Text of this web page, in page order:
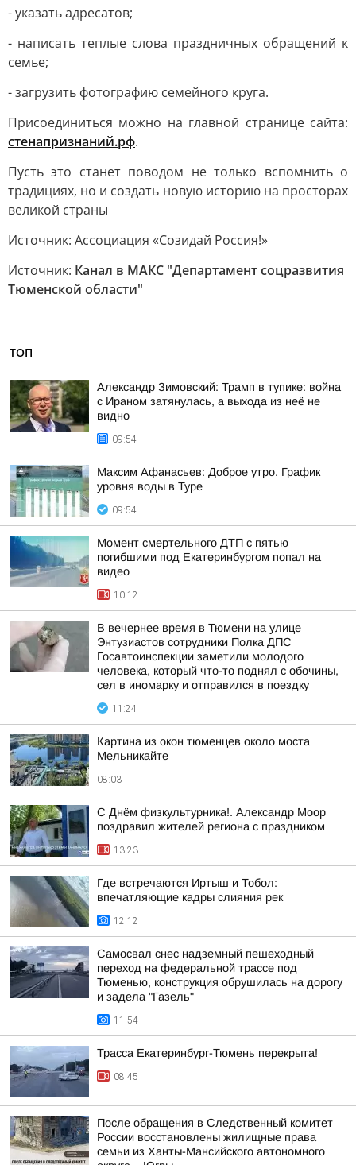
- указать адресатов;
- написать теплые слова праздничных обращений к
семье;
- загрузить фотографию семейного круга.
Присоединиться можно на главной странице сайта:
стенапризнаний.рф.
Пусть это станет поводом не только вспомнить о
традициях, но и создать новую историю на просторах
великой страны
Источник: Ассоциация «Созидай Россия!»
Источник: Канал в МАКС "Департамент соцразвития
Тюменской области"
ТОП
Александр Зимовский: Трамп в тупике: война
с Ираном затянулась, а выхода из неё не
видно
09:54
Максим Афанасьев: Доброе утро. График
уровня воды в Туре
09:54
Момент смертельного ДТП с пятью
погибшими под Екатеринбургом попал на
видео
10:12
В вечернее время в Тюмени на улице
Энтузиастов сотрудники Полка ДПС
Госавтоинспекции заметили молодого
человека, который что-то поднял с обочины,
сел в иномарку и отправился в поездку
11:24
Картина из окон тюменцев около моста
Мельникайте
08:03
С Днём физкультурника!. Александр Моор
поздравил жителей региона с праздником
13:23
Где встречаются Иртыш и Тобол:
впечатляющие кадры слияния рек
12:12
Самосвал снес надземный пешеходный
переход на федеральной трассе под
Тюменью, конструкция обрушилась на дорогу
и задела "Газель"
11:54
Трасса Екатеринбург-Тюмень перекрыта!
08:45
После обращения в Следственный комитет
России восстановлены жилищные права
семьи из Ханты-Мансийского автономного